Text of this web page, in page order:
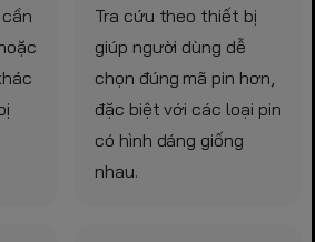
Tra cứu theo thiết bị
giúp người dùng dễ
chọn đúng mã pin hơn,
đặc biệt với các loại pin
có hình dáng giống
nhau.